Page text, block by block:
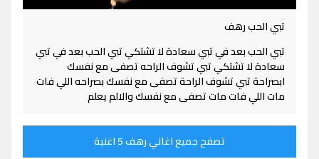
تبي الحب رهف
تبي الحب بعد في تبي سعادة لا تشتكي تبي الحب بعد في تبي
سعادة لا تشتكي تبي تشوف الراحه تصفى مع نفسك
ابصراحة تبي تشوف الراحة تصفى مع نفسك بصراحه اللي فات
مات اللي فات مات تصفى مع نفسك والالم يعلم
تصفح جميع اغاني رهف 5 اغنية